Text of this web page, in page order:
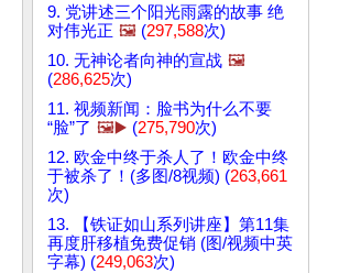
9. 党讲述三个阳光雨露的故事 绝
对伟光正 🖼️ (297,588次)
10. 无神论者向神的宣战 🖼️
(286,625次)
11. 视频新闻：脸书为什么不要
“脸”了 🖼️▶️ (275,790次)
12. 欧金中终于杀人了！欧金中终
于被杀了！(多图/8视频) (263,661
次)
13. 【铁证如山系列讲座】第11集
再度肝移植免费促销 (图/视频中英
字幕) (249,063次)